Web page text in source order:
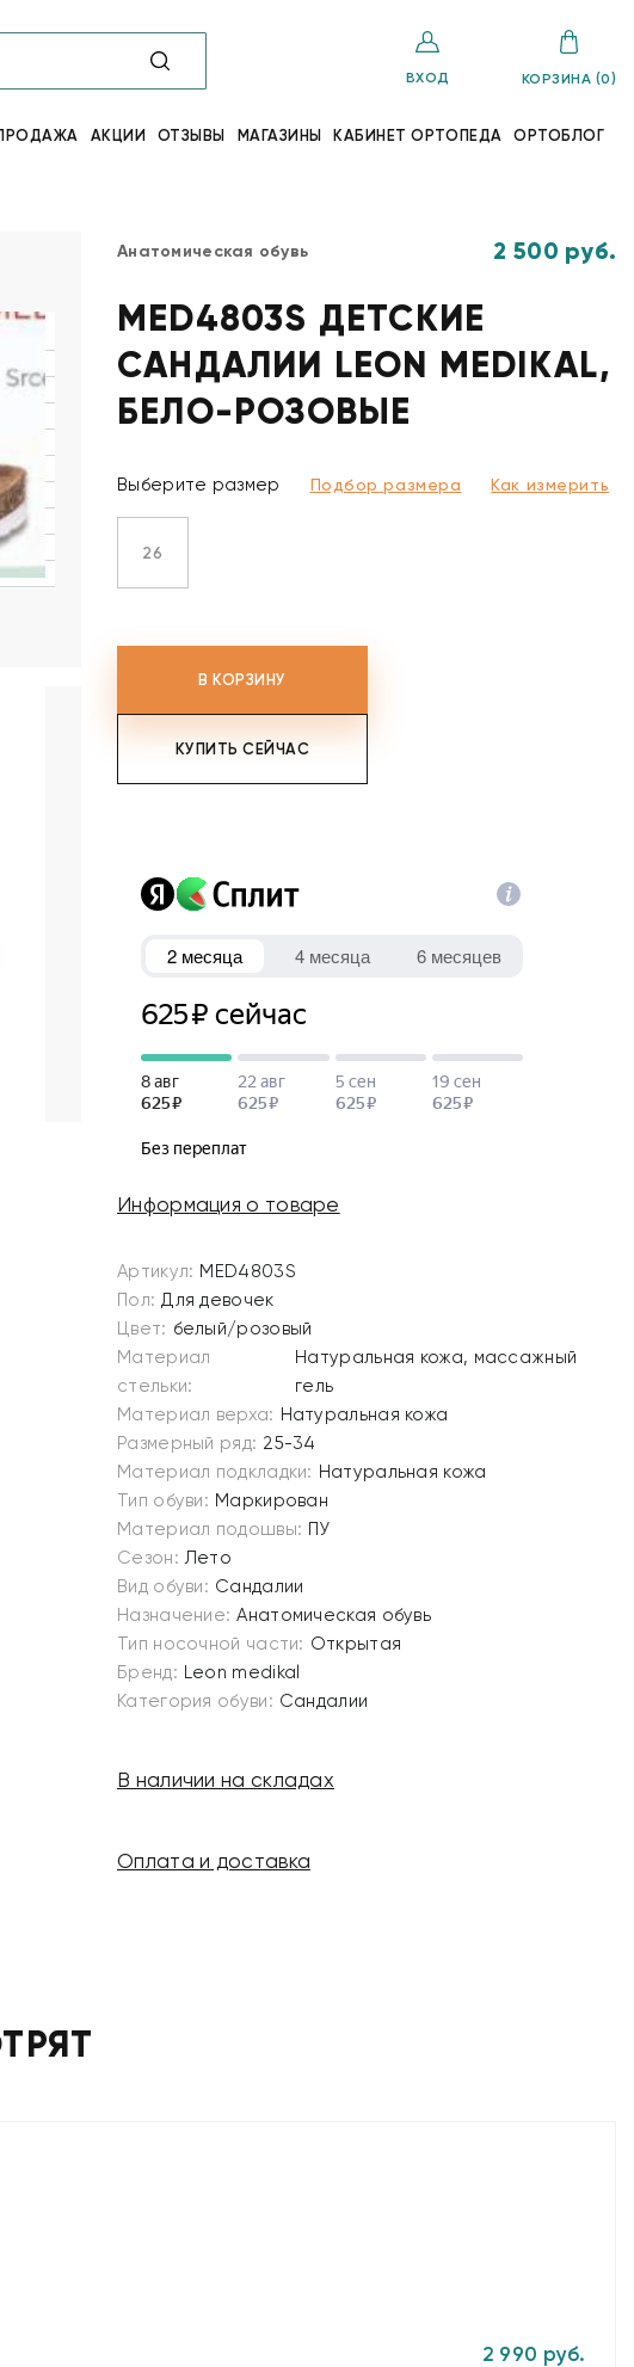
ВХОД КОРЗИНА (0)
АКЦИИ ОТЗЫВЫ МАГАЗИНЫ КАБИНЕТ ОРТОПЕДА ОРТОБЛОГ
Анатомическая обувь 2 500 руб.
MED4803S ДЕТСКИЕ
САНДАЛИИ LEON MEDIKAL,
БЕЛО-РОЗОВЫЕ
Выберите размер Подбор размера Как измерить
26
В КОРЗИНУ
КУПИТЬ СЕЙЧАС
Информация о товаре
Артикул: MED4803S
Пол: Для девочек
Цвет: белый/розовый
Материал
стельки:
Натуральная кожа, массажный
гель
Материал верха: Натуральная кожа
Размерный ряд: 25-34
Материал подкладки: Натуральная кожа
Тип обуви: Маркирован
Материал подошвы: ПУ
Сезон: Лето
Вид обуви: Сандалии
Назначение: Анатомическая обувь
Тип носочной части: Открытая
Бренд: Leon medikal
Категория обуви: Сандалии
В наличии на складах
Оплата и доставка
2 990 руб.